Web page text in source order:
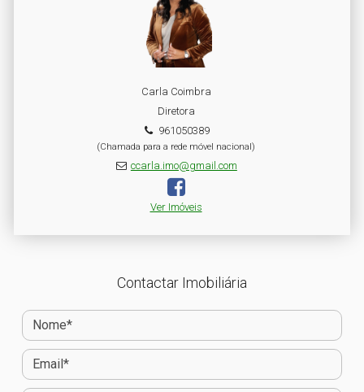
Carla Coimbra
Diretora
961050389
(Chamada para a rede móvel nacional)
ccarla.imo@gmail.com
Ver Imóveis
Contactar Imobiliária